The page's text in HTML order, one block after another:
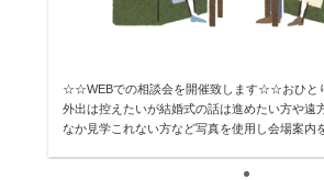
☆☆WEBでの相談会を開催致します☆☆おひと
外出は控えたいが結婚式の話は進めたい方や遠
なか見学これない方など写真を使用し会場案内